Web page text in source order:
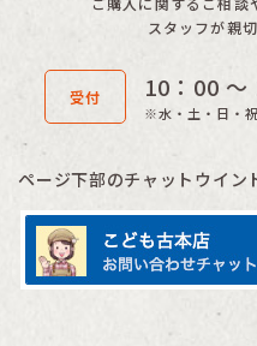
スタッフが親
受付 10：00 〜
※水・土・日・祝
ページ下部のチャットウイン